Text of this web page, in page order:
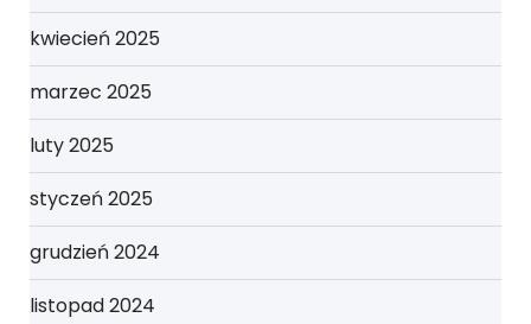
kwiecień 2025
marzec 2025
luty 2025
styczeń 2025
grudzień 2024
listopad 2024